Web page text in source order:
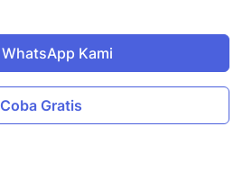
WhatsApp Kami
Coba Gratis